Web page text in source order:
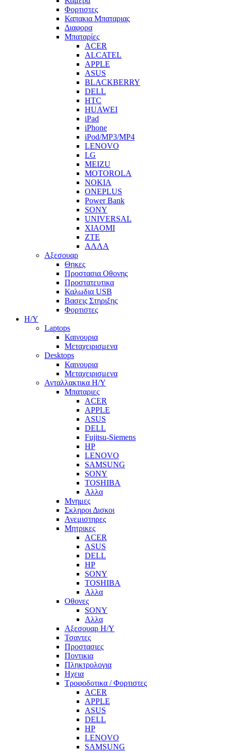
Φορτιστες
Καπακια Μπαταριας
Διαφορα
Μπαταρίες
ACER
ALCATEL
APPLE
ASUS
BLACKBERRY
DELL
HTC
HUAWEI
iPad
iPhone
iPod/MP3/MP4
LENOVO
LG
MEIZU
MOTOROLA
NOKIA
ONEPLUS
Power Bank
SONY
UNIVERSAL
XIAOMI
ZTE
ΑΛΛΑ
Αξεσουαρ
Θηκες
Προστασια Οθονης
Προστατευτικα
Καλωδια USB
Βασεις Στηριξης
Φορτιστες
Η/Υ
Laptops
Καινουρια
Μεταχειρισμενα
Desktops
Καινουρια
Μεταχειρισμενα
Ανταλλακτικα H/Y
Μπαταριες
ACER
APPLE
ASUS
DELL
Fujitsu-Siemens
HP
LENOVO
SAMSUNG
SONY
TOSHIBA
Αλλα
Μνημες
Σκληροι Δισκοι
Ανεμιστηρες
Μητρικες
ACER
ASUS
DELL
HP
SONY
TOSHIBA
Αλλα
Οθονες
SONY
Αλλα
Αξεσουαρ Η/Υ
Τσαντες
Προστασιες
Ποντικια
Πληκτρολογια
Ηχεια
Τροφοδοτικα / Φορτιστες
ACER
APPLE
ASUS
DELL
HP
LENOVO
SAMSUNG